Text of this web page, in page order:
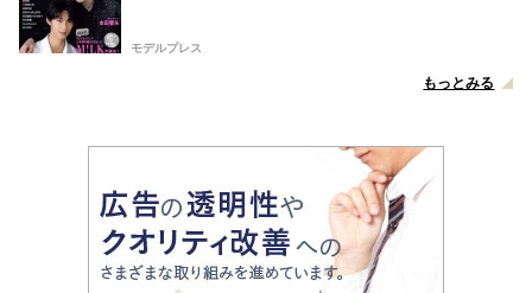
モデルプレス
もっとみる